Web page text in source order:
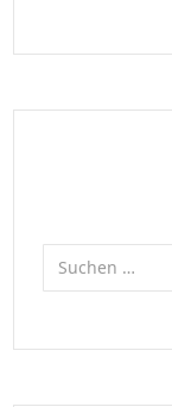
Suchen
nach: